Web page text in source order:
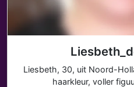
Liesbeth, 30, uit Noord-
haarkleur, voller